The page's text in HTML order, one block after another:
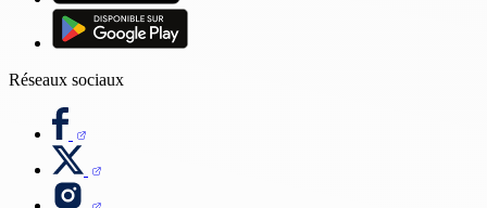
Réseaux sociaux